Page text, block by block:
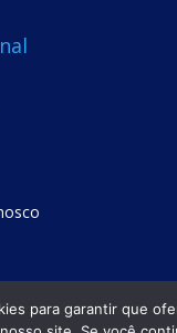
para garantir que